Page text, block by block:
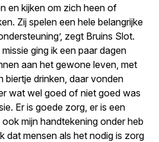
en kijken om zich heen of
Zij spelen een hele belangrijke
zegt Bruins Slot.
ging ik een paar dagen
aan het gewone leven, met
biertje drinken, daar vonden
wat wel goed of niet goed was
Er is goede zorg, er is een
mijn handtekening onder heb
dat mensen als het nodig is zorg